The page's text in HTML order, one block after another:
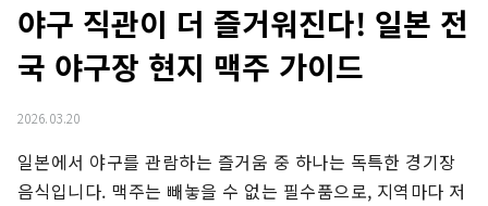
야구 직관이 더 즐거워진다! 일본 전
국 야구장 현지 맥주 가이드
2026.03.20
일본에서 야구를 관람하는 즐거움 중 하나는 독특한 경기장
음식입니다. 맥주는 빼놓을 수 없는 필수품으로, 지역마다 저